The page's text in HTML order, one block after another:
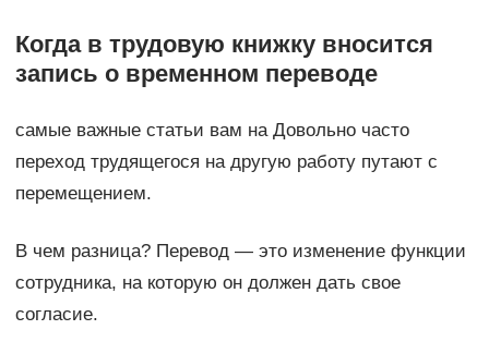
Когда в трудовую книжку вносится
запись о временном переводе
самые важные статьи вам на Довольно часто
переход трудящегося на другую работу путают с
перемещением.
В чем разница? Перевод — это изменение функции
сотрудника, на которую он должен дать свое
согласие.